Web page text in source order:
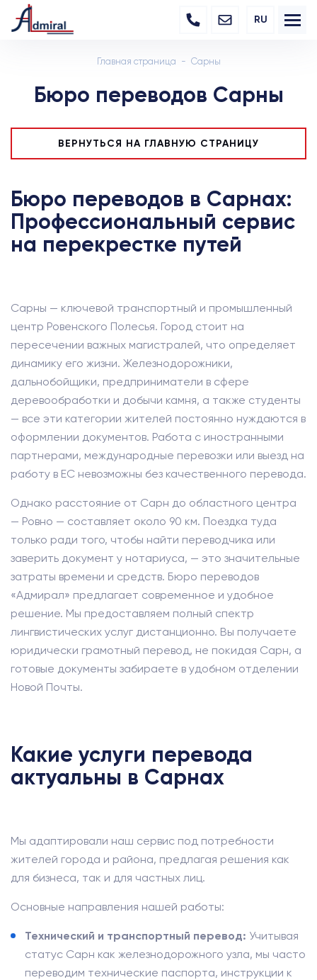
RU
Главная страница Сарны
Бюро переводов Сарны
ВЕРНУТЬСЯ НА ГЛАВНУЮ СТРАНИЦУ
Бюро переводов в Сарнах:
Профессиональный сервис
на перекрестке путей
Сарны — ключевой транспортный и промышленный
центр Ровенского Полесья. Город стоит на
пересечении важных магистралей, что определяет
динамику его жизни. Железнодорожники,
дальнобойщики, предприниматели в сфере
деревообработки и добычи камня, а также студенты
— все эти категории жителей постоянно нуждаются в
оформлении документов. Работа с иностранными
партнерами, международные перевозки или выезд на
работу в ЕС невозможны без качественного перевода.
Однако расстояние от Сарн до областного центра
— Ровно — составляет около 90 км. Поездка туда
только ради того, чтобы найти переводчика или
заверить документ у нотариуса, — это значительные
затраты времени и средств. Бюро переводов
«Адмирал» предлагает современное и удобное
решение. Мы предоставляем полный спектр
лингвистических услуг дистанционно. Вы получаете
юридически грамотный перевод, не покидая Сарн, а
готовые документы забираете в удобном отделении
Новой Почты.
Какие услуги перевода
актуальны в Сарнах
Мы адаптировали наш сервис под потребности
жителей города и района, предлагая решения как
для бизнеса, так и для частных лиц.
Основные направления нашей работы:
Технический и транспортный перевод: Учитывая
статус Сарн как железнодорожного узла, мы часто
переводим технические паспорта, инструкции к